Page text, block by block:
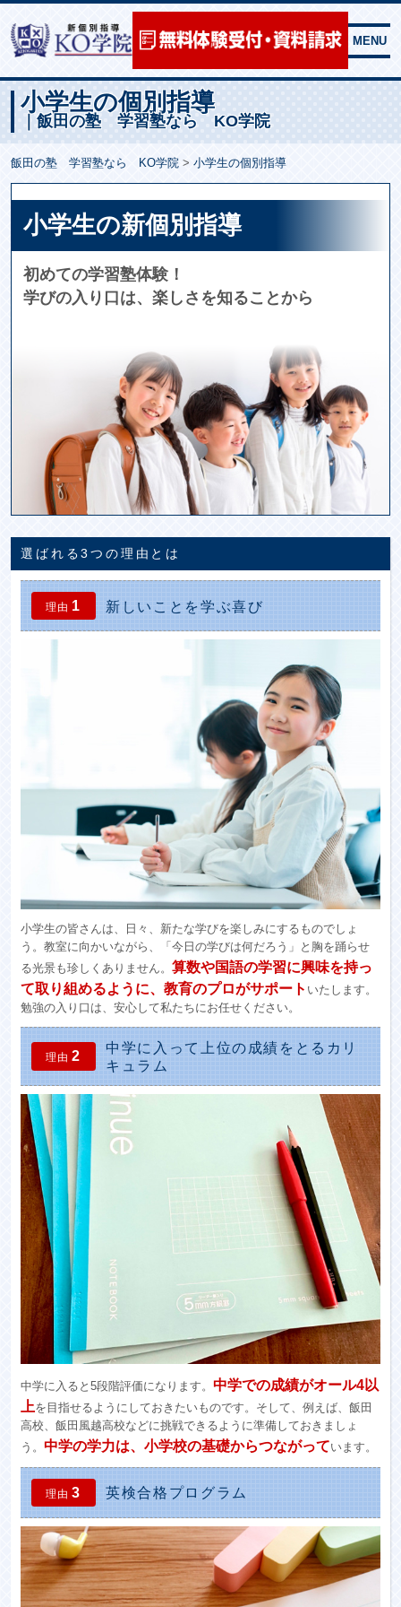
MENU
プライバシーポリシー
サイトマップ
小学生の個別指導
｜飯田の塾 学習塾なら KO学院
飯田の塾 学習塾なら KO学院> 小学生の個別指導
小学生の新個別指導
初めての学習塾体験！
学びの入り口は、楽しさを知ることから
選ばれる3つの理由とは
理由 1 新しいことを学ぶ喜び
小学生の皆さんは、日々、新たな学びを楽しみにするものでしょ
う。教室に向かいながら、「今日の学びは何だろう」と胸を踊らせ
る光景も珍しくありません。算数や国語の学習に興味を持っ
て取り組めるように、教育のプロがサポート いたします。
勉強の入り口は、安心して私たちにお任せください。
理由 2
中学に入って上位の成績をとるカリ
キュラム
中学に入ると5段階評価になります。中学での成績がオール4以
上を目指せるようにしておきたいものです。そして、例えば、飯田
高校、飯田風越高校などに挑戦できるように準備しておきましょ
う。中学の学力は、小学校の基礎からつながっています。
理由 3 英検合格プログラム